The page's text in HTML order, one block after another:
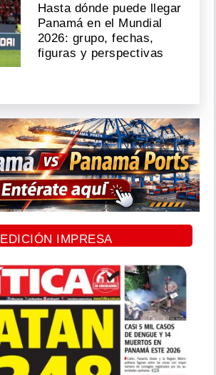
Hasta dónde puede llegar
Panamá en el Mundial
2026: grupo, fechas,
figuras y perspectivas
EDICIÓN IMPRESA